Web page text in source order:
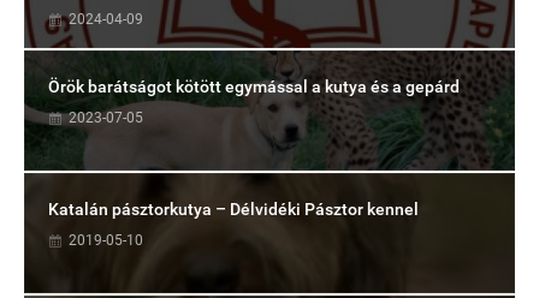
2024-04-09
Örök barátságot kötött egymással a kutya és a gepárd
2023-07-05
Katalán pásztorkutya – Délvidéki Pásztor kennel
2019-05-10